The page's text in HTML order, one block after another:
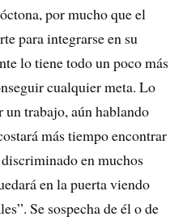
por mucho que el
para integrarse en su
lo tiene todo un poco más
cualquier meta. Lo
trabajo, aún hablando
más tiempo encontrar
en muchos
en la puerta viendo
Se sospecha de él o de